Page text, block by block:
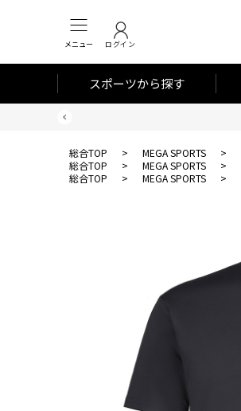
メニュー ログイン
スポーツから探す
総合TOP > MEGA SPORTS >
総合TOP
> MEGA SPORTS >
総合TOP
> MEGA SPORTS >